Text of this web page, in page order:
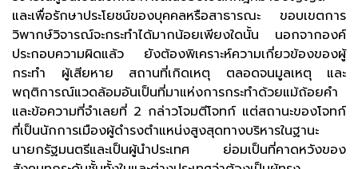
และเพื่อรักษาประโยชน์ของบุคคลหรือสาธารณะ ขอบเขตการ
วิพากษ์วิจารณ์จะกระทำได้มากน้อยเพียงใดนั้น นอกจากองค์
ประกอบความผิดแล้ว ยังต้องพิเคราะห์ความเกี่ยวข้องของผู้
กระทำ ผู้เสียหาย สถานที่เกิดเหตุ ตลอดจนมูลเหตุ และ
พฤติการณ์แวดล้อมอันเป็นที่มาแห่งการกระทำด้วยแม้ถ้อยคำ
และข้อความที่จำเลยที่ 2 กล่าวโจมตีโจทก์ แต่สถานะของโจทก์
ที่เป็นนักการเมืองผู้ดำรงตำแหน่งสูงสุดทางบริหารในฐานะ
นายกรัฐมนตรีและเป็นผู้นำประเทศ ย่อมเป็นที่คาดหวังของ